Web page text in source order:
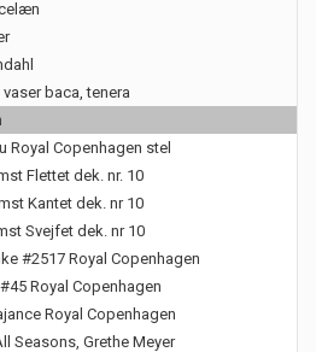
baca, tenera
Royal Copenhagen stel
Flettet dek. nr. 10
Kantet dek. nr 10
Svejfet dek. nr 10
#2517 Royal Copenhagen
Royal Copenhagen
Royal Copenhagen
Seasons, Grethe Meyer